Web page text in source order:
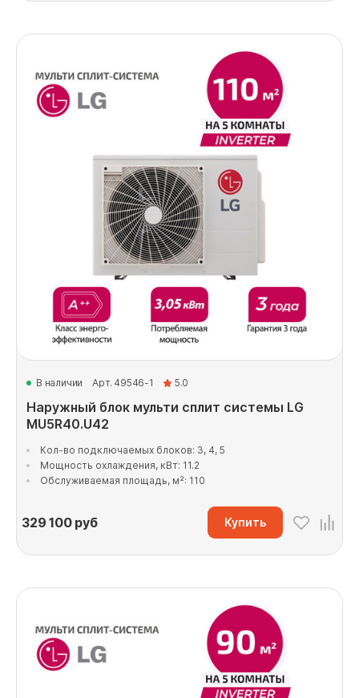
В наличии Арт. 49546-1 5.0
Наружный блок мульти сплит системы LG
MU5R40.U42
Кол-во подключаемых блоков: 3, 4, 5
Мощность охлаждения, кВт: 11.2
Обслуживаемая площадь, м²: 110
329 100руб Купить